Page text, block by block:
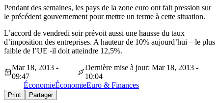
Pendant des semaines, les pays de la zone euro ont fait pression sur
le précédent gouvernement pour mettre un terme à cette situation.
L’accord de vendredi soir prévoit aussi une hausse du taux
d’imposition des entreprises. A hauteur de 10% aujourd’hui – le plus
faible de l’UE -il doit atteindre 12,5%.
Mar 18, 2013 -
09:47
Dernière mise à jour: Mar 18, 2013 -
10:04
ÉconomieÉconomieEuro & Finances
Print Partager